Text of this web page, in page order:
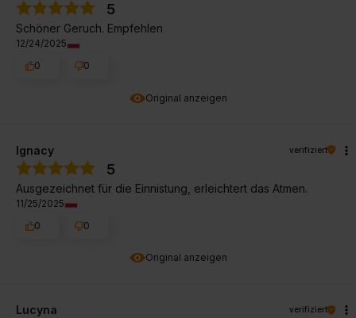
Original anzeigen
5
Schöner Geruch. Empfehlen
12/24/2025
0
0
Original anzeigen
Ignacy verifiziert
5
Ausgezeichnet für die Einnistung, erleichtert das Atmen.
11/25/2025
0
0
Lucyna verifiziert